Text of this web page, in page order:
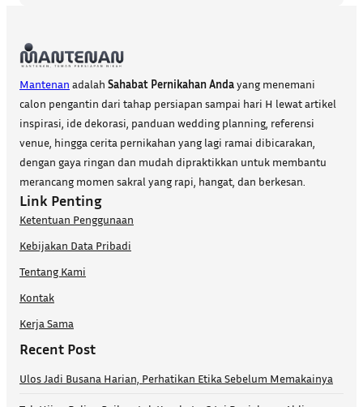
Mantenan adalah Sahabat Pernikahan Andayang menemani
calon pengantin dari tahap persiapan sampai hari H lewat artikel
inspirasi, ide dekorasi, panduan wedding planning, referensi
venue, hingga cerita pernikahan yang lagi ramai dibicarakan,
dengan gaya ringan dan mudah dipraktikkan untuk membantu
merancang momen sakral yang rapi, hangat, dan berkesan.
Link Penting
Ketentuan Penggunaan
Kebijakan Data Pribadi
Tentang Kami
Kontak
Kerja Sama
Recent Post
Ulos Jadi Busana Harian, Perhatikan Etika Sebelum Memakainya